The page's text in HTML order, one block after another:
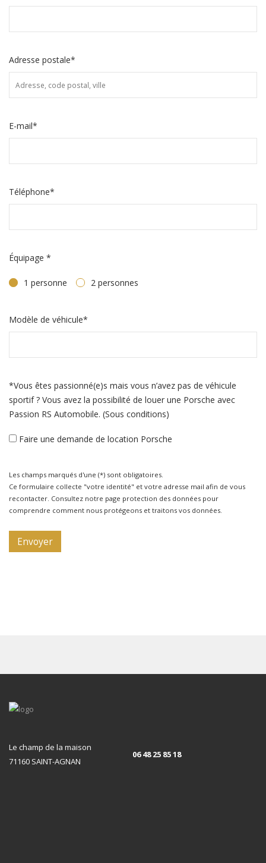
Adresse postale*
E-mail*
Téléphone*
Équipage *
1 personne 2 personnes
Modèle de véhicule*
*Vous êtes passionné(e)s mais vous n’avez pas de véhicule
sportif ? Vous avez la possibilité de louer une Porsche avec
Passion RS Automobile. (Sous conditions)
Faire une demande de location Porsche
Les champs marqués d'une (*) sont obligatoires.
Ce formulaire collecte "votre identité" et votre adresse mail afin de vous
recontacter. Consultez notre page protection des données pour
comprendre comment nous protégeons et traitons vos données.
Le champ de la maison
71160 SAINT-AGNAN
06 48 25 85 18